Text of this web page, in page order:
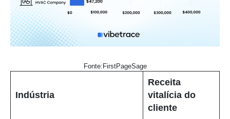
Fonte:FirstPageSage
Indústria
Receita
vitalícia do
cliente